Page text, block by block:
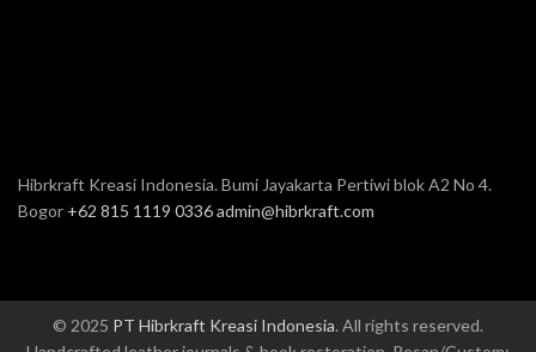
Hibrkraft Kreasi Indonesia. Bumi Jayakarta Pertiwi blok A2 No 4.
Bogor +62 815 1119 0336admin@hibrkraft.com
© 2025 PT Hibrkraft Kreasi Indonesia. All rights reserved.